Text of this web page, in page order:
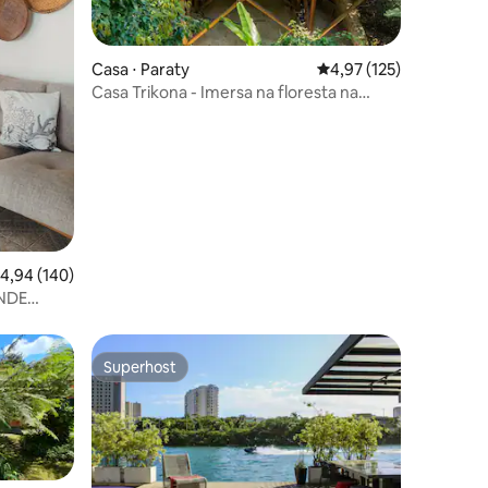
de uma avaliação média de 5, 140 avaliações
4,94 (140)
Casa ⋅ Paraty 4,97 de uma avaliação
4,97 (125)
Casa Trikona - Imersa na floresta na
Superhost
Superhost